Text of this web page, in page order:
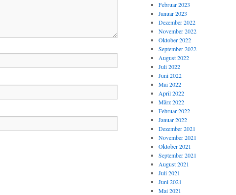
Februar 2023
Januar 2023
Dezember 2022
November 2022
Oktober 2022
September 2022
August 2022
Juli 2022
Juni 2022
Mai 2022
April 2022
März 2022
Februar 2022
Januar 2022
Dezember 2021
November 2021
Oktober 2021
September 2021
August 2021
Juli 2021
Juni 2021
Mai 2021